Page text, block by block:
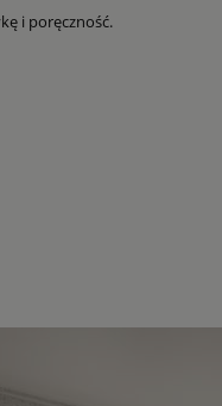
i poręczność.